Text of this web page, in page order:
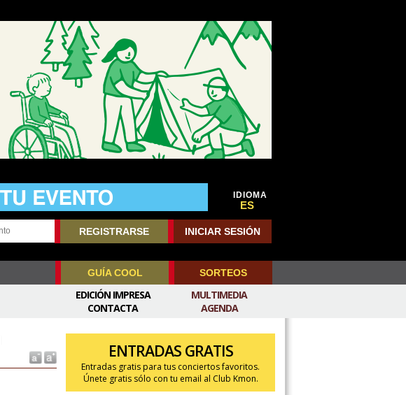
IDIOMA
ES
REGISTRARSE INICIAR SESIÓN
GUÍA COOL SORTEOS
MULTIMEDIA
AGENDA
EDICIÓN IMPRESA
CONTACTA
ENTRADAS GRATIS
Entradas gratis para tus conciertos favoritos.
Únete gratis sólo con tu email al Club Kmon.